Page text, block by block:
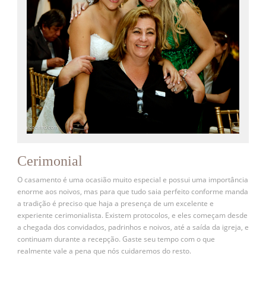
Cerimonial
O casamento é uma ocasião muito especial e possui uma importância
enorme aos noivos, mas para que tudo saia perfeito conforme manda
a tradição é preciso que haja a presença de um excelente e
experiente cerimonialista. Existem protocolos, e eles começam desde
a chegada dos convidados, padrinhos e noivos, até a saída da igreja, e
continuam durante a recepção. Gaste seu tempo com o que
realmente vale a pena que nós cuidaremos do resto.